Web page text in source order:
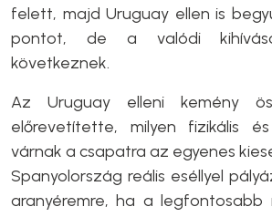
felett, majd Uruguay ellen is
pontot, de a valódi
következnek.
Az Uruguay elleni kemény
előrevetítette, milyen fizikális
várnak a csapatra az egyenes
Spanyolország reális eséllyel
aranyéremre, ha a legfontosabb